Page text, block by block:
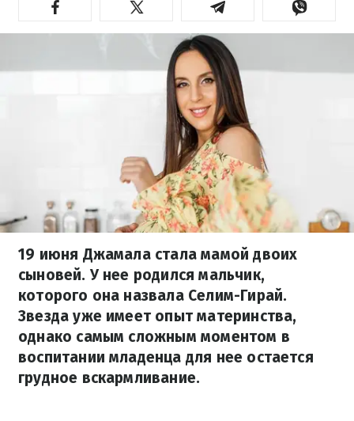
19 июня Джамала стала мамой двоих
сыновей. У нее родился мальчик,
которого она назвала Селим-Гирай.
Звезда уже имеет опыт материнства,
однако самым сложным моментом в
воспитании младенца для нее остается
грудное вскармливание.